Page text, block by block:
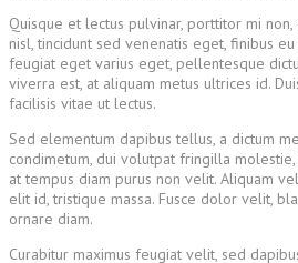
Quisque et lectus pulvinar, porttitor mi
nisl, tincidunt sed venenatis eget, finibus
feugiat eget varius eget, pellentesque
viverra est, at aliquam metus ultrices id.
facilisis vitae ut lectus.
Sed elementum dapibus tellus, a dictum
condimetum, dui volutpat fringilla
at tempus diam purus non velit. Aliquam
elit id, tristique massa. Fusce dolor velit,
ornare diam.
Curabitur maximus feugiat velit, sed